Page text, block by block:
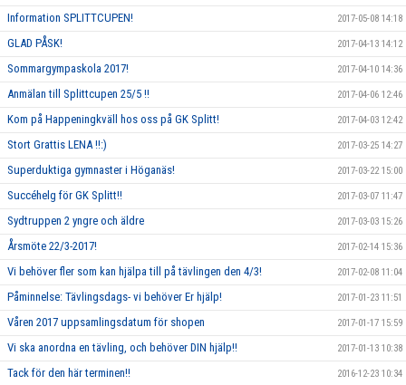
Information SPLITTCUPEN! 2017-05-08 14:18
GLAD PÅSK! 2017-04-13 14:12
Sommargympaskola 2017! 2017-04-10 14:36
Anmälan till Splittcupen 25/5 !! 2017-04-06 12:46
Kom på Happeningkväll hos oss på GK Splitt! 2017-04-03 12:42
Stort Grattis LENA !!:) 2017-03-25 14:27
Superduktiga gymnaster i Höganäs! 2017-03-22 15:00
Succéhelg för GK Splitt!! 2017-03-07 11:47
Sydtruppen 2 yngre och äldre 2017-03-03 15:26
Årsmöte 22/3-2017! 2017-02-14 15:36
Vi behöver fler som kan hjälpa till på tävlingen den 4/3! 2017-02-08 11:04
Påminnelse: Tävlingsdags- vi behöver Er hjälp! 2017-01-23 11:51
Våren 2017 uppsamlingsdatum för shopen 2017-01-17 15:59
Vi ska anordna en tävling, och behöver DIN hjälp!! 2017-01-13 10:38
Tack för den här terminen!! 2016-12-23 10:34